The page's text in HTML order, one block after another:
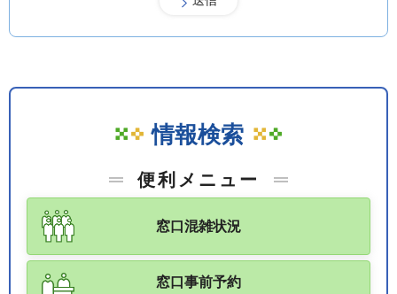
情報検索
便利メニュー
窓口混雑状況
窓口事前予約